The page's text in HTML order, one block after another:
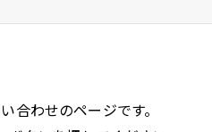
合わせのページです。